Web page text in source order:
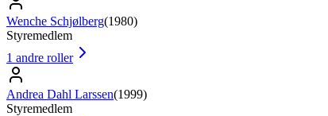
Wenche Schjølberg(1980)
Styremedlem
1 andre roller
Andrea Dahl Larssen(1999)
Styremedlem